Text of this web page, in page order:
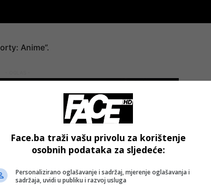
Anime”.
Face.ba traži vašu privolu za korištenje
osobnih podataka za sljedeće:
Personalizirano oglašavanje i sadržaj, mjerenje oglašavanja i
sadržaja, uvidi u publiku i razvoj usluga